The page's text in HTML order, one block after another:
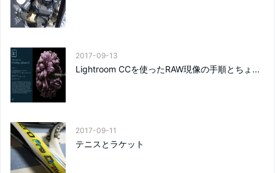
2017-09-13
Lightroom CCを使ったRAW現像の手順とちょ...
2017-09-11
テニスとラケット